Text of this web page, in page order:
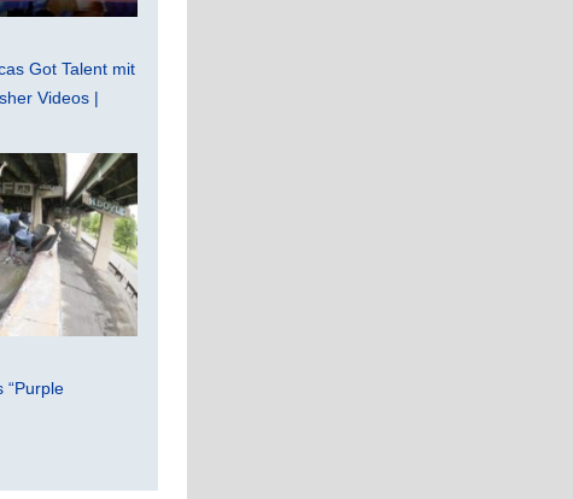
Got Talent mit
Videos |
“Purple